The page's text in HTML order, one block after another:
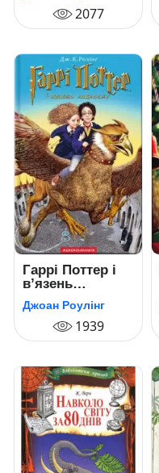
2077
Гаррі Поттер i
в’язень
Азкабану
Джоан Роулінг
1939